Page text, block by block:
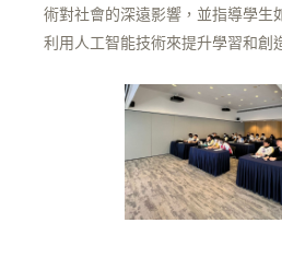
術對社會的深遠影響，並指導學生
利用人工智能技術來提升學習和創